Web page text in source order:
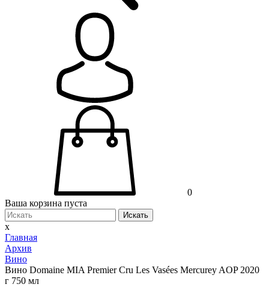
0
Ваша корзина пуста
Искать
x
Главная
Архив
Вино
Вино Domaine MIA Premier Cru Les Vasées Mercurey AOP 2020
г 750 мл